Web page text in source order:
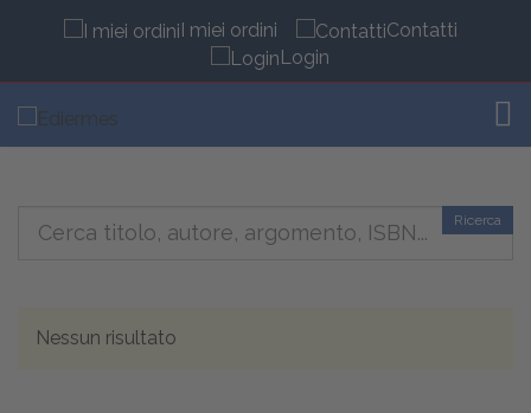
I miei ordini
Contatti
Login
Ricerca
Nessun risultato